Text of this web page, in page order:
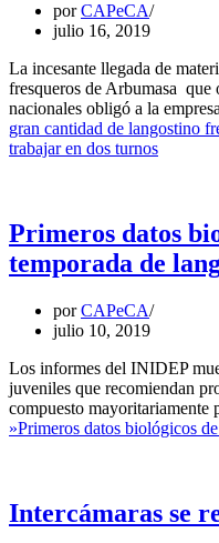
porCAPeCA
julio 16, 2019
La incesante llegada de
fresqueros de Arbumasa que
nacionales obligó a la
gran cantidad de langostino
trabajar en dos turnos
Primeros datos
temporada de
porCAPeCA
julio 10, 2019
Los informes del INIDEP
juveniles que recomiendan
compuesto mayoritariamente
»Primeros datos biológicos
Intercámaras se